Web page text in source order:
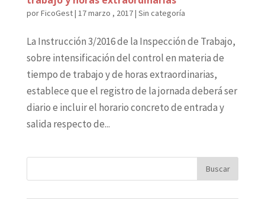
porFicoGest| 17 marzo , 2017| Sin categoría
La Instrucción 3/2016 de la Inspección de Trabajo,
sobre intensificación del control en materia de
tiempo de trabajo y de horas extraordinarias,
establece que el registro de la jornada deberá ser
diario e incluir el horario concreto de entrada y
salida respecto de...